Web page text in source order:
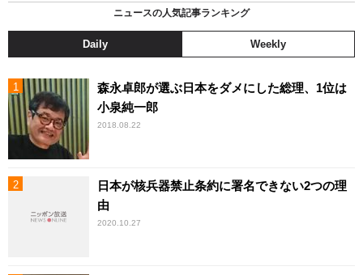
ニュースの人気記事ランキング
Daily Weekly
森永卓郎が選ぶ日本をダメにした総理、1位は
小泉純一郎
2018.08.22
日本が核兵器禁止条約に署名できない2つの理
由
2020.10.27